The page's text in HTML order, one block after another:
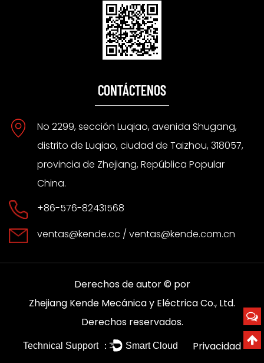
CONTÁCTENOS
No 2299, sección Luqiao, avenida Shugang,
distrito de Luqiao, ciudad de Taizhou, 318057,
provincia de Zhejiang, República Popular
China.
+86-576-82431568
ventas@kende.cc / ventas@kende.com.cn
Derechos de autor © por
Zhejiang Kende Mecánica y Eléctrica Co., Ltd.
Derechos reservados.
Technical Support ： Smart Cloud Privacidad